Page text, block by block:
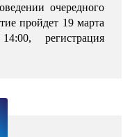
очередного
пройдет 19 марта
регистрация